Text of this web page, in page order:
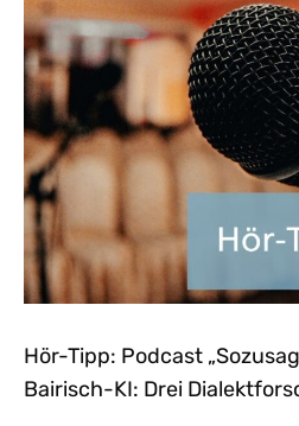
Hör-Tipp: Podcast
Bairisch-KI: Drei